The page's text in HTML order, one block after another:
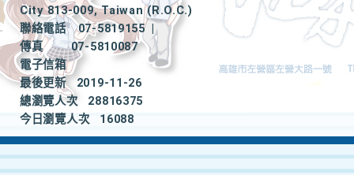
City 813-009, Taiwan (R.O.C.)
聯絡電話
07-5819155
|
傳真
07-5810087
電子信箱
最後更新
2019-11-26
總瀏覽人次
28816375
今日瀏覽人次
16088